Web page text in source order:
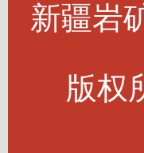
新疆岩
版权